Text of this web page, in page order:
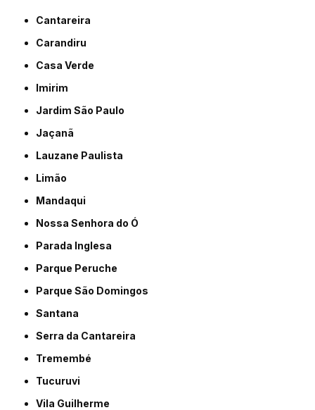
Cantareira
Carandiru
Casa Verde
Imirim
Jardim São Paulo
Jaçanã
Lauzane Paulista
Limão
Mandaqui
Nossa Senhora do Ó
Parada Inglesa
Parque Peruche
Parque São Domingos
Santana
Serra da Cantareira
Tremembé
Tucuruvi
Vila Guilherme